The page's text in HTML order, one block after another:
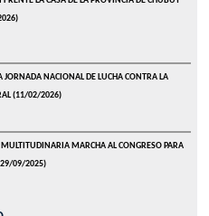
NACIONAL DE LUCHA CONTRA LA
(11/02/2026)
MARCHA AL CONGRESO PARA
09/2025)